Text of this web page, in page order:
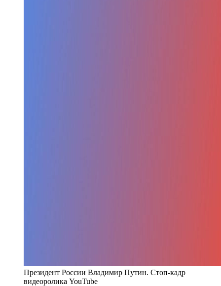
Президент России Владимир Путин. Стоп-кадр
видеоролика YouTube